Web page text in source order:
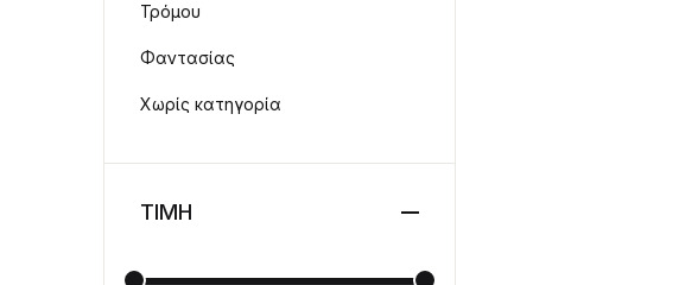
Τρόμου
Φαντασίας
Χωρίς κατηγορία
ΤΙΜΗ